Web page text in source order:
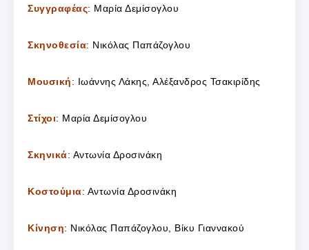
Συγγραφέας: Μαρία Δεμίσογλου
Σκηνοθεσία: Νικόλας Παπάζογλου
Μουσική: Ιωάννης Λάκης, Αλέξανδρος Τσακιρίδης
Στίχοι: Μαρία Δεμίσογλου
Σκηνικά: Αντωνία Δροσινάκη
Κοστούμια: Αντωνία Δροσινάκη
Κίνηση: Νικόλας Παπάζογλου, Βίκυ Γιαννακού